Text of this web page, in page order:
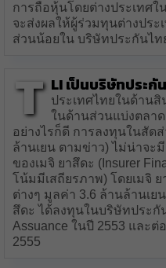
การถือหุ้นโดยต่างประเทศ
จะส่งผลให้ผู้ร่วมทุนต่างปร
ส่วนน้อยใน บริษัทประกันไท
T LI เป็นบริษัทประกั
ประเทศไทยในด้าน
ในด้านส่วนแบ่งตลา
อย่างไรก็ดี การลงทุนในสัด
ล้านเยน ตามข่าว) ไม่น่าจะ
ของเมจิ ยาสึดะ (Insurer
โน้มมีเสถียรภาพ) โดยเมจิ
ต่างๆ มูลค่า 3.6 ล้านล้านเย
สึดะ ได้ลงทุนในบริษัทประกั
Assuance ในปี 2553 และ
2555